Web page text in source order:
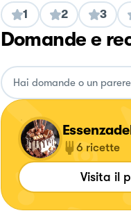
1 2 3
Domande e
6 ricette
Visita il